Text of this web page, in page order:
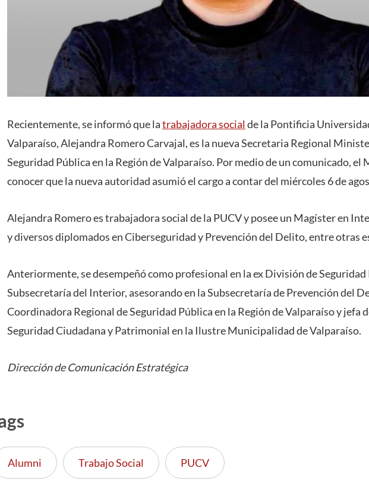
Recientemente, se informó que latrabajadora social de la Pontificia
Valparaíso, Alejandra Romero Carvajal, es la nueva Secretaria Regional
Seguridad Pública en la Región de Valparaíso. Por medio de un comunicado, el
conocer que la nueva autoridad asumió el cargo a contar del miércoles 6 de
Alejandra Romero es trabajadora social de la PUCV y posee un Magíster en
y diversos diplomados en Ciberseguridad y Prevención del Delito, entre otras
Anteriormente, se desempeñó como profesional en la ex División de Seguridad
Subsecretaría del Interior, asesorando en la Subsecretaría de Prevención del
Coordinadora Regional de Seguridad Pública en la Región de Valparaíso y jefa
Seguridad Ciudadana y Patrimonial en la Ilustre Municipalidad de Valparaíso.
Dirección de Comunicación Estratégica
Alumni Trabajo Social PUCV